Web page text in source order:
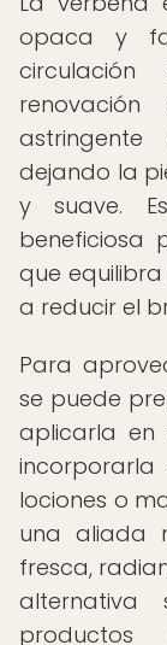
opaca y
dejando la
y suave.
beneficiosa
que
a reducir el
Para
se puede
aplicarla
lociones o
una aliada
fresca,